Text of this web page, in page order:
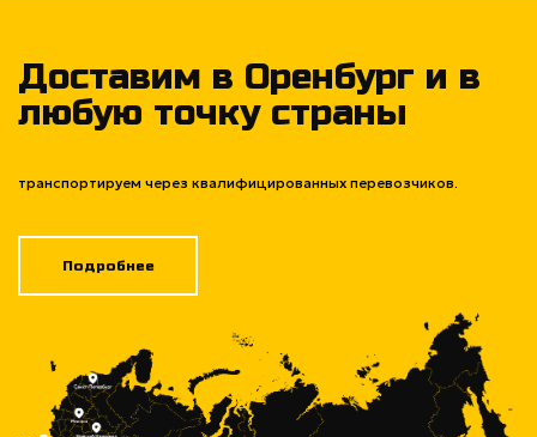
Доставим в Оренбург и в
любую точку страны
транспортируем через квалифицированных перевозчиков.
Подробнее